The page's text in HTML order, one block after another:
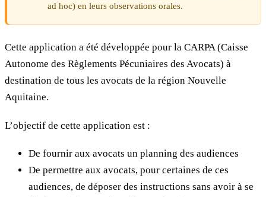
ad hoc) en leurs observations orales.
Cette application a été développée pour la CARPA (Caisse
Autonome des Règlements Pécuniaires des Avocats) à
destination de tous les avocats de la région Nouvelle
Aquitaine.
L’objectif de cette application est :
De fournir aux avocats un planning des audiences
De permettre aux avocats, pour certaines de ces
audiences, de déposer des instructions sans avoir à se